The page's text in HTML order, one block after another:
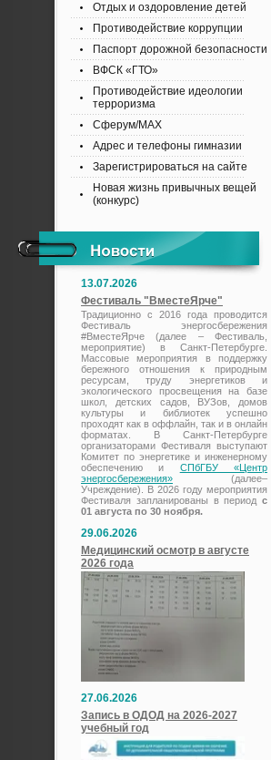
Отдых и оздоровление детей
Противодействие коррупции
Паспорт дорожной безопасности
ВФСК «ГТО»
Противодействие идеологии
терроризма
Сферум/MAX
Адрес и телефоны гимназии
Зарегистрироваться на сайте
Новая жизнь привычных вещей
(конкурс)
13.07.2026
Фестиваль "ВместеЯрче"
Традиционно с 2016 года проводится
Фестиваль энергосбережения
#ВместеЯрче (далее – Фестиваль,
мероприятие) в Санкт-Петербурге.
Массовые мероприятия в поддержку
бережного отношения к природным
ресурсам, труду энергетиков и
экологического просвещения на базе
школ, детских садов, ВУЗов, домов
культуры и библиотек успешно
проходят как в оффлайн, так и в онлайн
форматах. В Санкт-Петербурге
организаторами Фестиваля выступают
Комитет по энергетике и инженерному
обеспечению и СПбГБУ «Центр
энергосбережения» (далее–
Учреждение). В 2026 году мероприятия
Фестиваля запланированы в период с
01 августа по 30 ноября.
29.06.2026
Медицинский осмотр в августе
2026 года
27.06.2026
Запись в ОДОД на 2026-2027
учебный год